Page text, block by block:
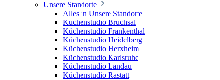
Unsere Standorte
Alles in Unsere Standorte
Küchenstudio Bruchsal
Küchenstudio Frankenthal
Küchenstudio Heidelberg
Küchenstudio Herxheim
Küchenstudio Karlsruhe
Küchenstudio Landau
Küchenstudio Rastatt